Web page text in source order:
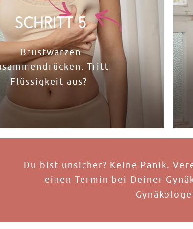
Schritt 5
Brustwarzen
Tritt
Flüssigkeit aus? ​
Du bist unsicher? Keine Panik.
einen Termin bei Deiner